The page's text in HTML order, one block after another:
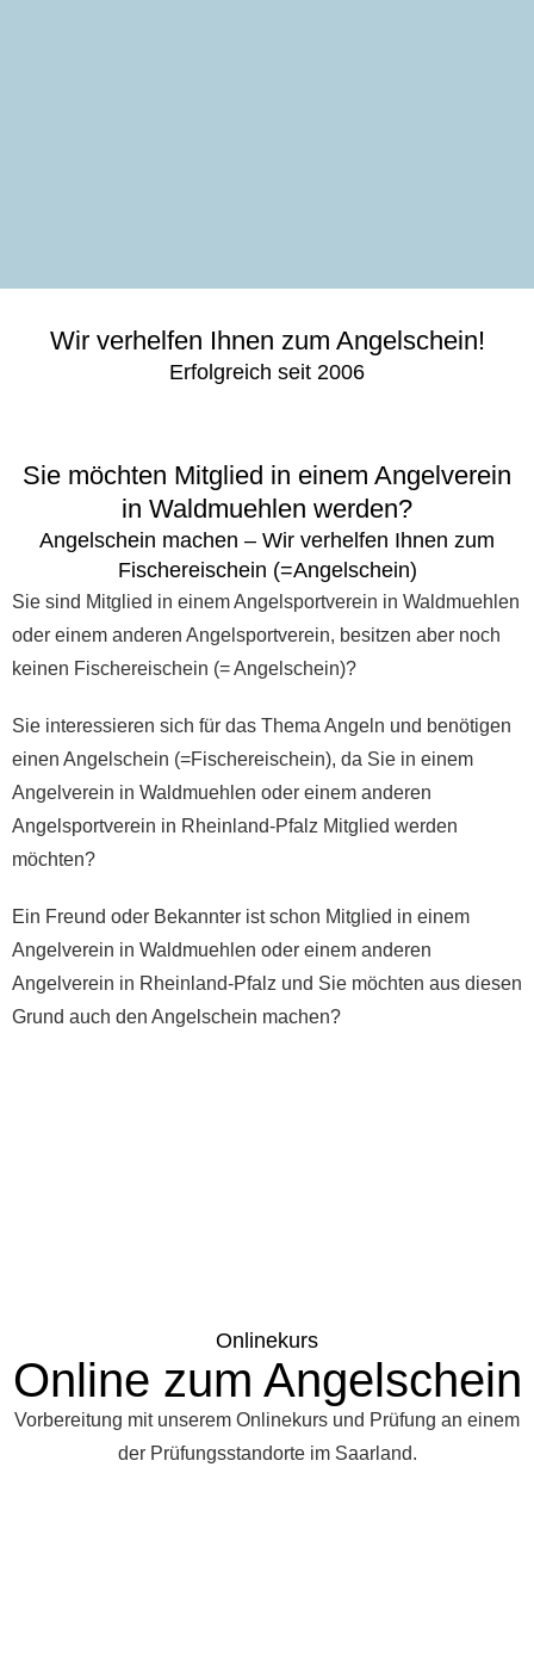
Wir verhelfen Ihnen zum Angelschein!
Erfolgreich seit 2006
Sie möchten Mitglied in einem Angelverein
in Waldmuehlen werden?
Angelschein machen – Wir verhelfen Ihnen zum
Fischereischein (=Angelschein)
Sie sind Mitglied in einem Angelsportverein in Waldmuehlen
oder einem anderen Angelsportverein, besitzen aber noch
keinen Fischereischein (= Angelschein)?
Sie interessieren sich für das Thema Angeln und benötigen
einen Angelschein (=Fischereischein), da Sie in einem
Angelverein in Waldmuehlen oder einem anderen
Angelsportverein in Rheinland-Pfalz Mitglied werden
möchten?
Ein Freund oder Bekannter ist schon Mitglied in einem
Angelverein in Waldmuehlen oder einem anderen
Angelverein in Rheinland-Pfalz und Sie möchten aus diesen
Grund auch den Angelschein machen?
Onlinekurs
Online zum Angelschein
Vorbereitung mit unserem Onlinekurs und Prüfung an einem
der Prüfungsstandorte im Saarland.